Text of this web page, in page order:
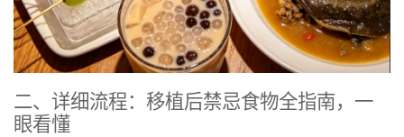
二、详细流程：移植后禁忌食物全指南，一
眼看懂